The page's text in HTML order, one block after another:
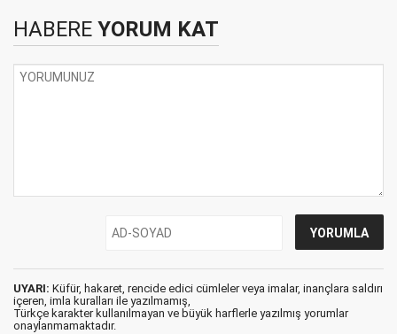
HABERE YORUM KAT
UYARI: Küfür, hakaret, rencide edici cümleler veya imalar, inançlara saldırı
içeren, imla kuralları ile yazılmamış,
Türkçe karakter kullanılmayan ve büyük harflerle yazılmış yorumlar
onaylanmamaktadır.